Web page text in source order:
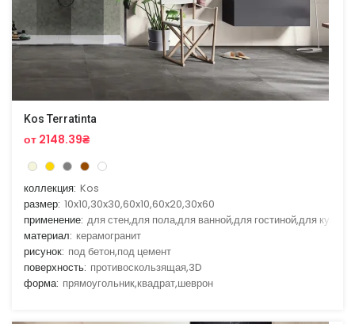
Kos Terratinta
от 2148.39₴
коллекция: Kos
размер: 10x10,30x30,60x10,60x20,30x60
применение: для стен,для пола,для ванной,для гостиной,для кухни
материал: керамогранит
рисунок: под бетон,под цемент
поверхность: противоскользящая,3D
форма: прямоугольник,квадрат,шеврон